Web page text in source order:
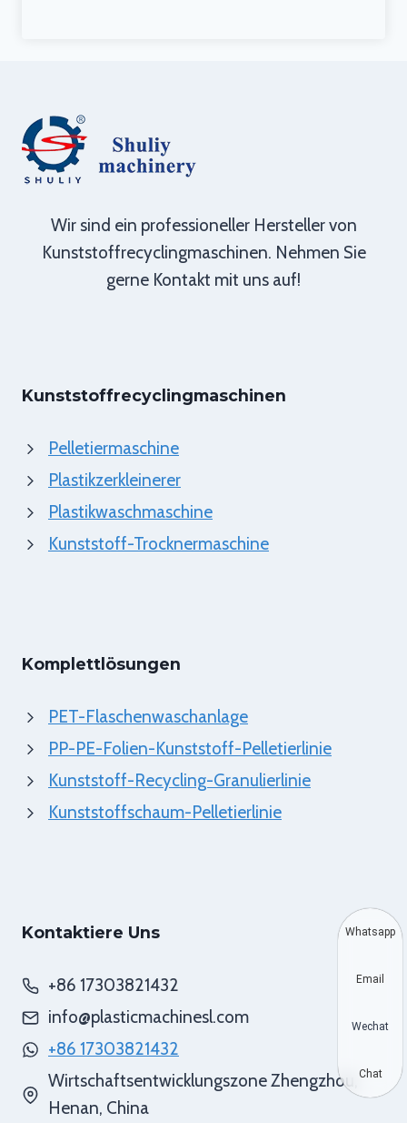
Wir sind ein professioneller Hersteller von
Kunststoffrecyclingmaschinen. Nehmen Sie
gerne Kontakt mit uns auf!
Kunststoffrecyclingmaschinen
Pelletiermaschine
Plastikzerkleinerer
Plastikwaschmaschine
Kunststoff-Trocknermaschine
Komplettlösungen
PET-Flaschenwaschanlage
PP-PE-Folien-Kunststoff-Pelletierlinie
Kunststoff-Recycling-Granulierlinie
Kunststoffschaum-Pelletierlinie
Kontaktiere Uns
+86 17303821432
info@plasticmachinesl.com
+86 17303821432
Wirtschaftsentwicklungszone Zhengzhou,
Henan, China
Whatsapp
Email
Wechat
Chat